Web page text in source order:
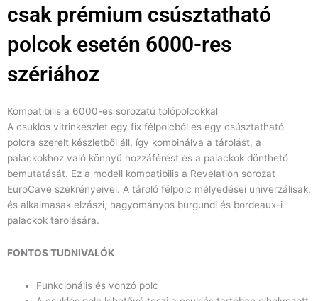
csak prémium csúsztatható
polcok esetén 6000-res
szériához
Kompatibilis a 6000-es sorozatú tolópolcokkal
A csuklós vitrinkészlet egy fix félpolcból és egy csúsztatható
polcra szerelt készletből áll, így kombinálva a tárolást, a
palackokhoz való könnyű hozzáférést és a palackok dönthető
bemutatását. Ez a modell kompatibilis a Revelation sorozat
EuroCave szekrényeivel. A tároló félpolc mélyedései univerzálisak,
és alkalmasak elzászi, hagyományos burgundi és bordeaux-i
palackok tárolására.
FONTOS TUDNIVALÓK
Funkcionális és vonzó polc